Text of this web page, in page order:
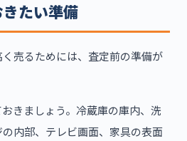
たい準備
売るためには、査定前の準備が
きましょう。冷蔵庫の庫内、洗
内部、テレビ画面、家具の表面